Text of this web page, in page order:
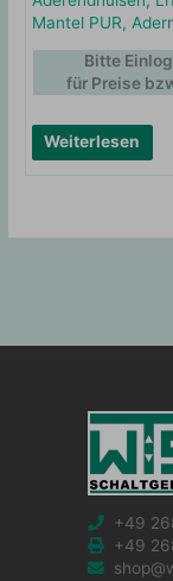
Mantel PUR,
Weiterlesen
Bitte
für Preise
+49
+49